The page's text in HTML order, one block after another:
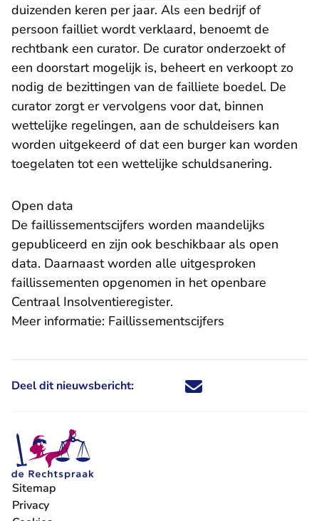
duizenden keren per jaar. Als een bedrijf of
persoon failliet wordt verklaard, benoemt de
rechtbank een curator. De curator onderzoekt of
een doorstart mogelijk is, beheert en verkoopt zo
nodig de bezittingen van de failliete boedel. De
curator zorgt er vervolgens voor dat, binnen
wettelijke regelingen, aan de schuldeisers kan
worden uitgekeerd of dat een burger kan worden
toegelaten tot een wettelijke schuldsanering.
Open data
De faillissementscijfers worden maandelijks
gepubliceerd en zijn ook beschikbaar als open
data. Daarnaast worden alle uitgesproken
faillissementen opgenomen in het openbare
Centraal Insolventieregister- U verlaat
.
Meer informatie: Faillissementscijfers
Deel dit nieuwsbericht: Deel dit nieuwsbericht via X -
Deel dit nieuwsbericht via
Deel dit nieuwsbericht
Deel dit
Sitemap
Privacy